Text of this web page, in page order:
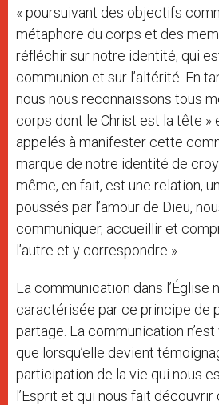
« poursuivant des objectifs
métaphore du corps et des
réfléchir sur notre identité, qui
communion et sur l’altérité. En
nous nous reconnaissons tous
corps dont le Christ est la tête »
appelés à manifester cette
marque de notre identité de
même, en fait, est une relation,
poussés par l’amour de Dieu,
communiquer, accueillir et
l’autre et y correspondre ».
La communication dans l’Église
caractérisée par ce principe de
partage. La communication
que lorsqu’elle devient
participation de la vie qui nous
l’Esprit et qui nous fait